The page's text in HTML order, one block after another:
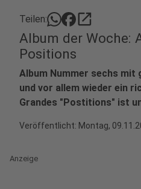
Teilen: open_in_new
Album der Woche:
Positions
Album Nummer sechs mit
und vor allem wieder ein
Grandes "Postitions" ist
Veröffentlicht: Montag,
Anzeige